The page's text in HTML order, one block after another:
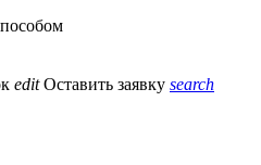
edit Оставить заявку search